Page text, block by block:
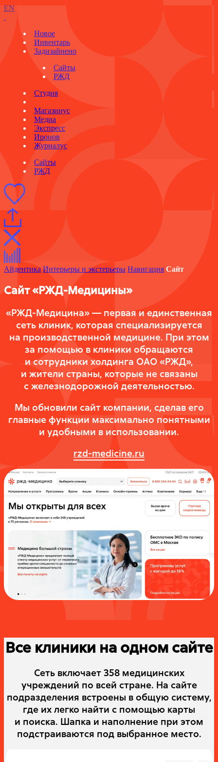
EN
Новое
Инвентарь
Задизайнено
Сайты
РЖД
Студия
Магазинус
Медиа
Экспресс
Иронов
Журналус
Сайты
РЖД
Айдентика Интерьеры и экстерьеры Навигация Сайт
Сайт«РЖД-Медицины»
«РЖД-Медицина» — первая и единственная
сеть клиник, которая специализируется
на производственной медицине. При этом
за помощью в клиники обращаются
и сотрудники холдинга ОАО «РЖД»,
и жители страны, которые не связаны
с железнодорожной деятельностью.
Мы обновили сайт компании, сделав его
главные функции максимально понятными
и удобными в использовании.
rzd-medicine.ru
Все клиники на одном сайте
Сеть включает 358 медицинских
учреждений по всей стране. На сайте
подразделения встроены в общую систему,
где их легко найти с помощью карты
и поиска. Шапка и наполнение при этом
подстраиваются под выбранное место.